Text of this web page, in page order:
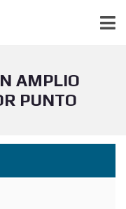
AMPLIO
PUNTO